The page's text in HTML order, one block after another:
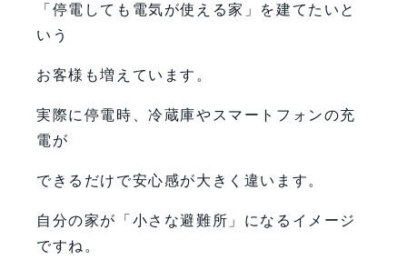
「停電しても電気が使える家」を建てたいと
いう
お客様も増えています。
実際に停電時、冷蔵庫やスマートフォンの充
電が
できるだけで安心感が大きく違います。
自分の家が「小さな避難所」になるイメージ
ですね。